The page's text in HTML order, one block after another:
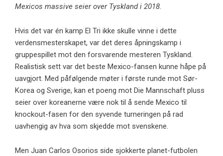
Mexicos massive seier over Tyskland i 2018.
Hvis det var én kamp El Tri ikke skulle vinne i dette
verdensmesterskapet, var det deres åpningskamp i
gruppespillet mot den forsvarende mesteren Tyskland.
Realistisk sett var det beste Mexico-fansen kunne håpe på
uavgjort. Med påfølgende møter i første runde mot Sør-
Korea og Sverige, kan et poeng mot Die Mannschaft pluss
seier over koreanerne være nok til å sende Mexico til
knockout-fasen for den syvende turneringen på rad
uavhengig av hva som skjedde mot svenskene.
Men Juan Carlos Osorios side sjokkerte planet-futbolen